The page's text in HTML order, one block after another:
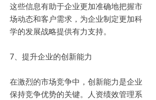
这些信息有助于企业更加准确地把握市
场动态和客户需求，为企业制定更加科
学的发展战略提供有力支持。
7、提升企业的创新能力
在激烈的市场竞争中，创新能力是企业
保持竞争优势的关键。人资绩效管理系